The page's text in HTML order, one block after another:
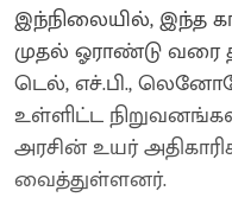
இந்நிலையில், இந்த
முதல் ஓராண்டு
டெல், எச்.பி.,
உள்ளிட்ட
அரசின் உயர்
வைத்துள்ளனர்.